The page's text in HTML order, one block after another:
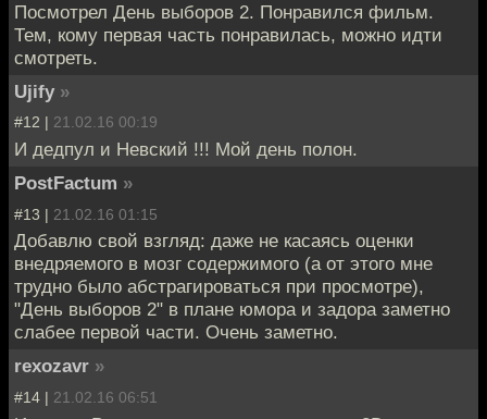
Посмотрел День выборов 2. Понравился фильм.
Тем, кому первая часть понравилась, можно идти
смотреть.
Ujify »
#12 | 21.02.16 00:19
И дедпул и Невский !!! Мой день полон.
PostFactum »
#13 | 21.02.16 01:15
Добавлю свой взгляд: даже не касаясь оценки
внедряемого в мозг содержимого (а от этого мне
трудно было абстрагироваться при просмотре),
"День выборов 2" в плане юмора и задора заметно
слабее первой части. Очень заметно.
rexozavr »
#14 | 21.02.16 06:51